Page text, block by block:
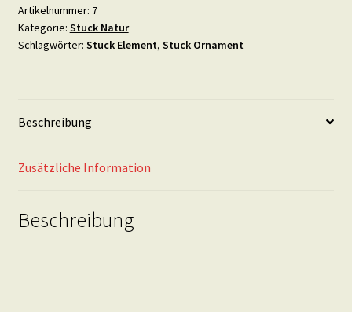
Stuck
Ornament
-
cm
Artikelnummer: 7
Kategorie: Stuck Natur
Schlagwörter: Stuck Element, Stuck Ornament
Beschreibung
Zusätzliche Information
Beschreibung